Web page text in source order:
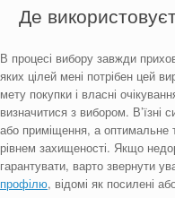
Де
В процесі вибору завжди
яких цілей мені потрібен цей
мету покупки і власні
визначитися з вибором. В’їзні
або приміщення, а оптимальне
рівнем захищеності. Якщо
гарантувати, варто звернути
профілю, відомі як посилені